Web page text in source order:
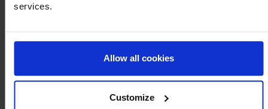
services.
Allow all cookies
Customize
MATEMÁTICAS
Habilidades para resolver problemas
En matemáticas, los alumnos y alumnas trabajan